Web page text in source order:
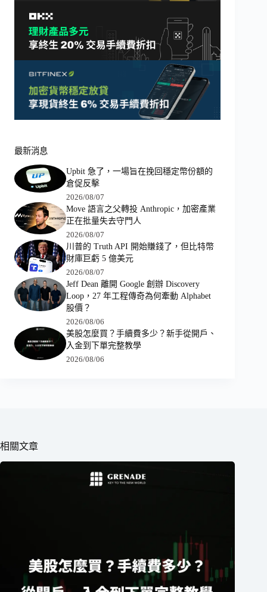
最新消息
Upbit 急了，一場旨在挽回穩定幣份額的
倉促反擊
2026/08/07
Move 語言之父轉投 Anthropic，加密產業
正在批量失去守門人
2026/08/07
川普的 Truth API 開始賺錢了，但比特幣
財庫巨虧 5 億美元
2026/08/07
Jeff Dean 離開 Google 創辦 Discovery
Loop，27 年工程傳奇為何牽動 Alphabet
股價？
2026/08/06
美股怎麼買？手續費多少？新手從開戶、
入金到下單完整教學
2026/08/06
相關文章